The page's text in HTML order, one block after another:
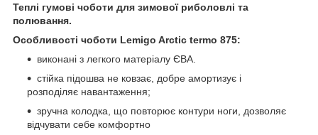
Теплі гумові чоботи для зимової риболовлі та
полювання.
Особливості чоботи Lemigo Arctic termo 875:
виконані з легкого матеріалу ЄВА.
стійка підошва не ковзає, добре амортизує і
розподіляє навантаження;
зручна колодка, що повторює контури ноги, дозволяє
відчувати себе комфортно